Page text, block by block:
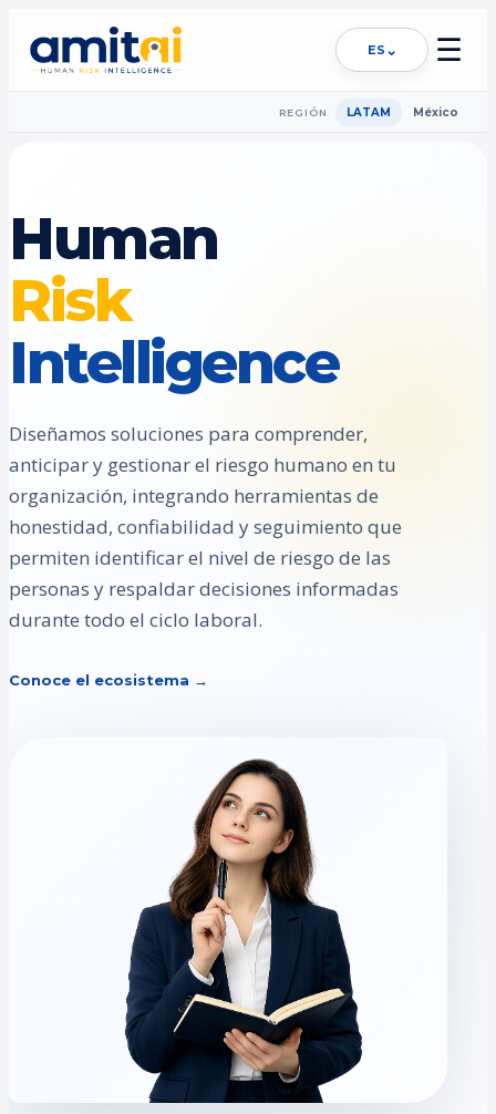
ES ⌄ ☰
REGIÓN LATAM México
Human
Risk
Intelligence
Diseñamos soluciones para comprender,
anticipar y gestionar el riesgo humano en tu
organización, integrando herramientas de
honestidad, confiabilidad y seguimiento que
permiten identificar el nivel de riesgo de las
personas y respaldar decisiones informadas
durante todo el ciclo laboral.
Conoce el ecosistema →